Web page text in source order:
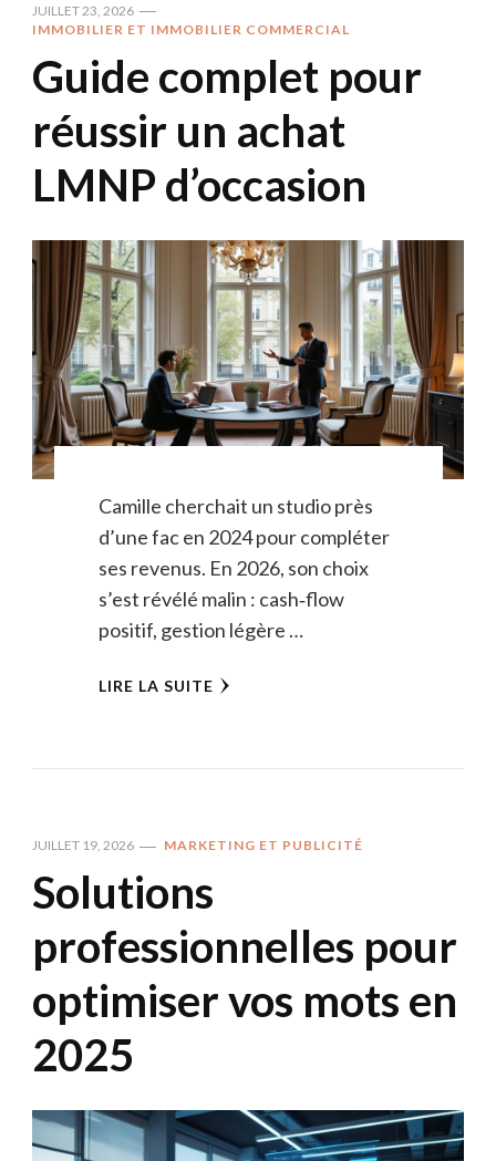
JUILLET 23, 2026
IMMOBILIER ET IMMOBILIER COMMERCIAL
Guide complet pour
réussir un achat
LMNP d’occasion
Camille cherchait un studio près
d’une fac en 2024 pour compléter
ses revenus. En 2026, son choix
s’est révélé malin : cash‑flow
positif, gestion légère …
LIRE LA SUITE
JUILLET 19, 2026 MARKETING ET PUBLICITÉ
Solutions
professionnelles pour
optimiser vos mots en
2025